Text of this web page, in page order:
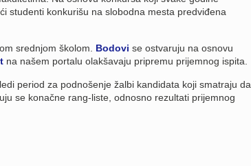
studenti konkurišu na slobodna mesta predviđena
srednjom školom. Bodovi se ostvaruju na osnovu
na našem portalu olakšavaju pripremu prijemnog ispita.
period za podnošenje žalbi kandidata koji smatraju da
se konačne rang-liste, odnosno rezultati prijemnog